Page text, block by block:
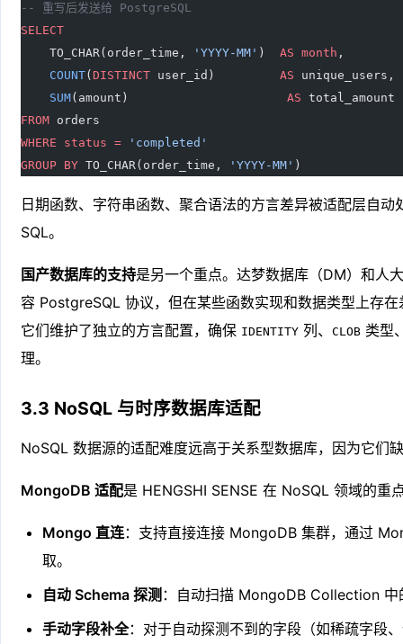
-- 重写后发送给 PostgreSQL
SELECT
    TO_CHAR(order_time,
'YYYY-MM' ) AS month ,
    COUNT
(DISTINCT user_id) AS unique_users,
    SUM
(amount) AS total_amount
FROM orders
WHERE status = 'completed'
GROUP BY TO_CHAR(order_time, 'YYYY-MM' )
日期函数、字符串函数、聚合语法的方言差异被适配层自
SQL。
国产数据库的支持是另一个重点。达梦数据库（DM）和人
容 PostgreSQL 协议，但在某些函数实现和数据类型上存
它们维护了独立的方言配置，确保 IDENTITY 列、CLOB 类型
理。
3.3 NoSQL 与时序数据库适配
NoSQL 数据源的适配难度远高于关系型数据库，因为它们
MongoDB 适配是 HENGSHI SENSE 在 NoSQL 领域的重
Mongo 直连：支持直接连接 MongoDB 集群，通过
取。
自动 Schema 探测 ：自动扫描 MongoDB Collection 中
手动字段补全：对于自动探测不到的字段（如稀疏字段